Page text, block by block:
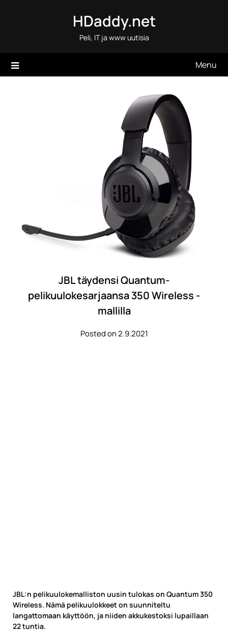
HDaddy.net
Peli, IT ja www uutisia
Menu
JBL täydensi Quantum-
pelikuulokesarjaansa 350 Wireless -
mallilla
Posted on 2.9.2021
JBL:n pelikuulokemalliston uusin tulokas on Quantum 350
Wireless. Nämä pelikuulokkeet on suunniteltu
langattomaan käyttöön, ja niiden akkukestoksi lupaillaan
22 tuntia.